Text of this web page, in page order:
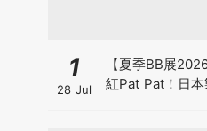
1
28 Jul
【夏季BB展
紅Pat Pat！日